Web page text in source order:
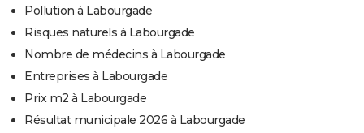
Pollution à Labourgade
Risques naturels à Labourgade
Nombre de médecins à Labourgade
Entreprises à Labourgade
Prix m2 à Labourgade
Résultat municipale 2026 à Labourgade